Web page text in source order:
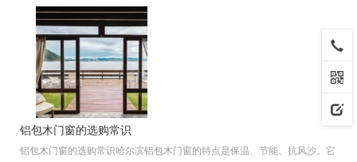
铝包木门窗的选购常识
铝包木门窗的选购常识哈尔滨铝包木门窗的特点是保温、节能、抗风沙。它